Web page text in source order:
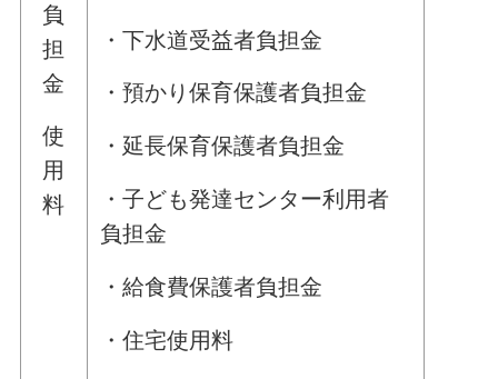
負
担
金
使
用
料
・下水道受益者負担金
・預かり保育保護者負担金
・延長保育保護者負担金
・子ども発達センター利用者
負担金
・給食費保護者負担金
・住宅使用料